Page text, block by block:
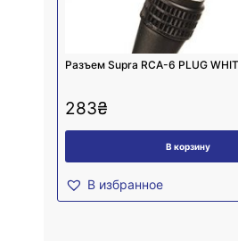
Разъем Supra RCA-6 PLUG
283₴
В корзину
В избранное